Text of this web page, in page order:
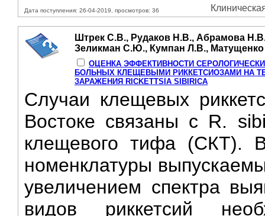
Дата поступления: 26-04-2019, просмотров: 36
Штрек С.В., Рудаков Н.В., Абрамова
Зеликман С.Ю., Кумпан Л.В.,
ОЦЕНКА ЭФФЕКТИВНОСТИ
БОЛЬНЫХ КЛЕЩЕВЫМИ РИККЕТСИОЗАМИ НА
ЗАРАЖЕНИЯ RICKETTSIA SIBIRICA
Случаи клещевых
Востоке связаны с R.
клещевого тифа (СКТ).
номенклатуры
увеличением спектра
видов риккетсий